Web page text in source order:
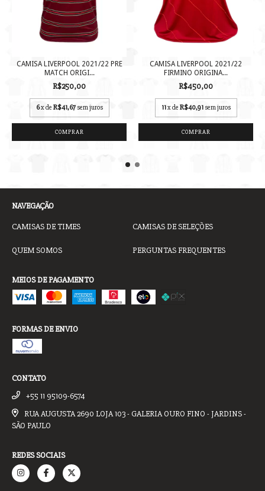
CAMISA LIVERPOOL 2021/22 PRE
MATCH ORIGI...
R$250,00
6x de R$41,67 sem juros
COMPRAR
CAMISA LIVERPOOL 2021/22
FIRMINO ORIGINA...
R$450,00
11x de R$40,91 sem juros
COMPRAR
NAVEGAÇÃO
CAMISAS DE TIMES CAMISAS DE SELEÇÕES
QUEM SOMOS PERGUNTAS FREQUENTES
MEIOS DE PAGAMENTO
FORMAS DE ENVIO
CONTATO
+55 11 95109-6574
RUA AUGUSTA 2690 LOJA 103 - GALERIA OURO FINO - JARDINS -
SÃO PAULO
REDES SOCIAIS